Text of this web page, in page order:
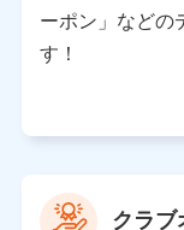
個人情報の第
当社は利用目的
ーポン」などの
す！
クラブ